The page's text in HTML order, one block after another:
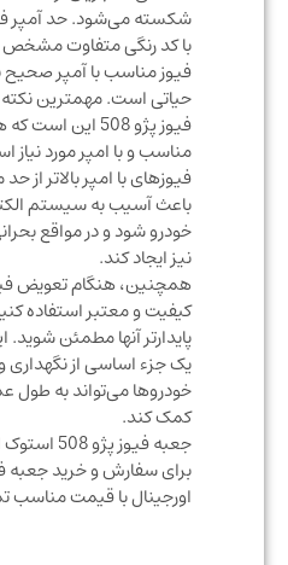
شکسته می‌شود. حد آمپر
با کد رنگی متفاوت مشخص
فیوز مناسب با آمپر صحیح
حیاتی است. مهمترین نکته در
فیوز پژو 508 این است که
مناسب و با امپر مورد نیاز
فیوزهای با امپر بالاتر از حد
باعث آسیب به سیستم الکتریکی
خودرو شود و در مواقع
نیز ایجاد کند.
همچنین، هنگام تعویض فیوزها،
کیفیت و معتبر استفاده کنید تا
پایدارتر آنها مطمئن شوید. این
یک جزء اساسی از نگهداری و
خودروها می‌تواند به طول عمر و
کمک کند.
جعبه فیوز پژو 508 استوک اورجینال
اورجینال با قیمت مناسب